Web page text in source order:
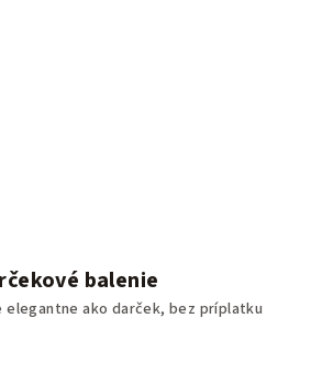
balenie
elegantne ako darček, bez príplatku